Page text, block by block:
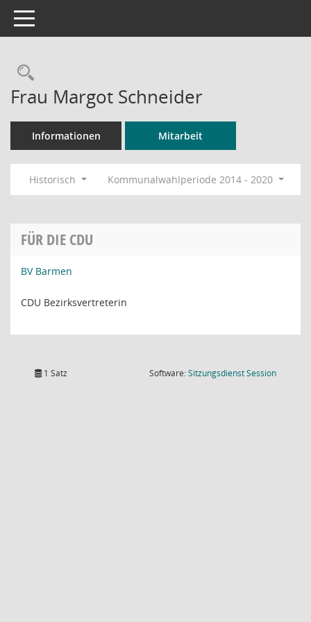
Toggle navigation
Rechercheauswahl
Frau Margot Schneider
Informationen Mitarbeit
Historisch Kommunalwahlperiode 2014 - 2020
FÜR DIE CDU
BV Barmen
CDU Bezirksvertreterin
1 Satz Software:SitzungsdienstSession(Wird in